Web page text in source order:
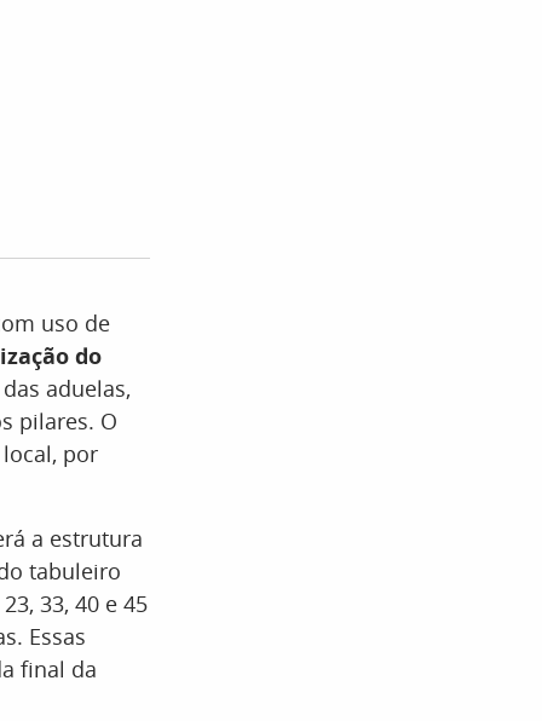
uso de
do
aduelas,
pilares. O
por
a estrutura
tabuleiro
33, 40 e 45
Essas
final da